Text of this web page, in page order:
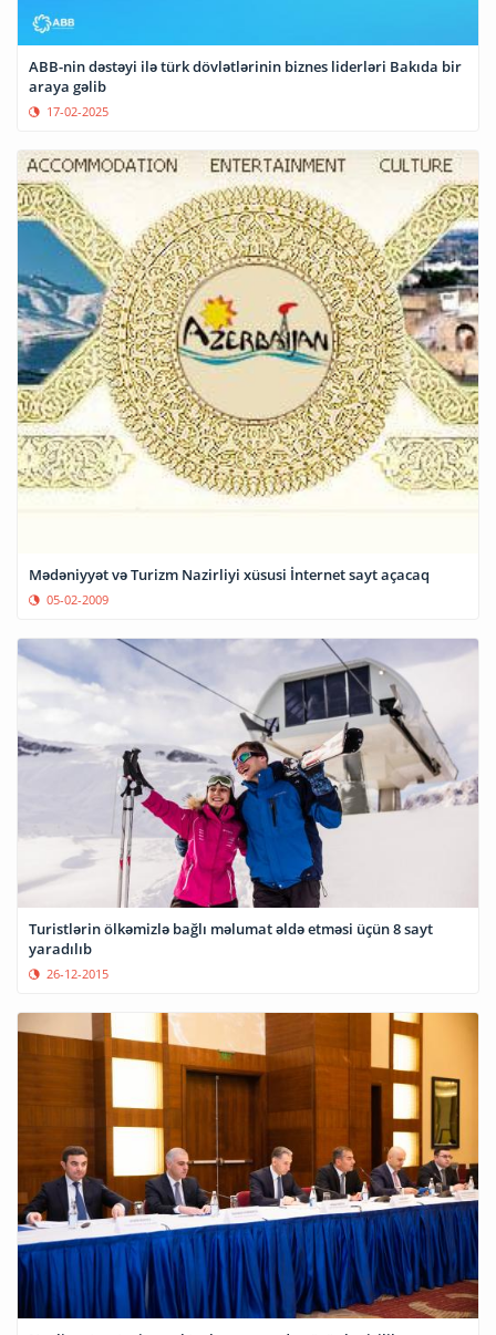
ABB-nin dəstəyi ilə türk dövlətlərinin biznes liderləri Bakıda bir
araya gəlib
17-02-2025
Mədəniyyət və Turizm Nazirliyi xüsusi İnternet sayt açacaq
05-02-2009
Turistlərin ölkəmizlə bağlı məlumat əldə etməsi üçün 8 sayt
yaradılıb
26-12-2015